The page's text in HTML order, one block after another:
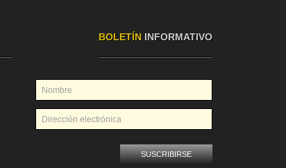
BOLETÍNINFORMATIVO